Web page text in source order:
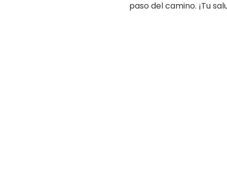
paso del camino. ¡Tu